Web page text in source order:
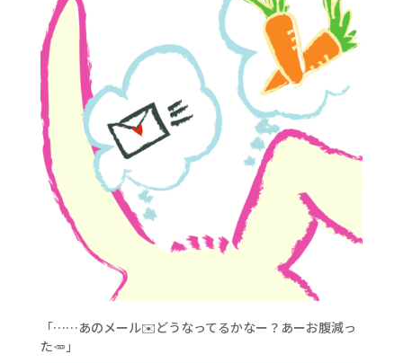
「……あのメール✉️どうなってるかなー？あーお腹減っ
た🥕」